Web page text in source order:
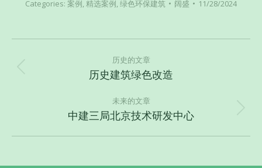
Categories: 案例, 精选案例, 绿色环保建筑 阔盛 11/28/2024
历史的文章
上
个
项
历史建筑绿色改造
未来的文章
下
中建三局北京技术研发中心